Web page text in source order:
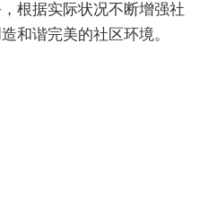
根据实际状况不断增强社
和谐完美的社区环境。